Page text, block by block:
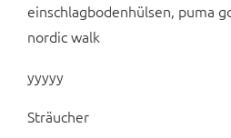
einschlagbodenhülsen, puma
nordic walk
yyyyy
Sträucher